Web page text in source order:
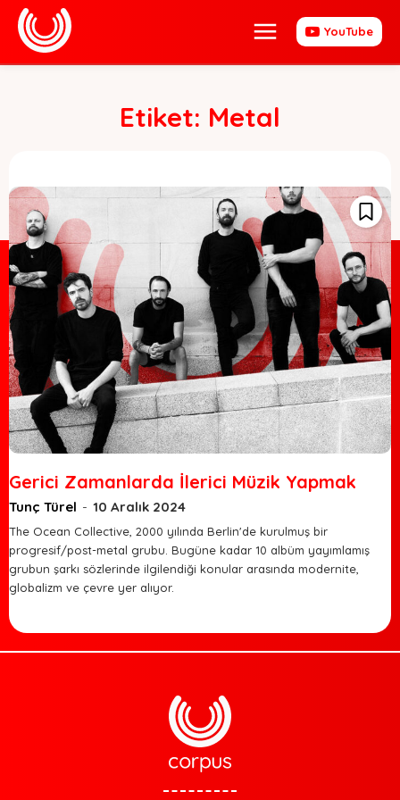
YouTube
Etiket: Metal
Gerici Zamanlarda İlerici Müzik Yapmak
Tunç Türel - 10 Aralık 2024
The Ocean Collective, 2000 yılında Berlin'de kurulmuş bir
progresif/post-metal grubu. Bugüne kadar 10 albüm yayımlamış
grubun şarkı sözlerinde ilgilendiği konular arasında modernite,
globalizm ve çevre yer alıyor.